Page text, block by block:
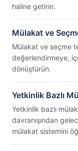
haline getirin.
Mülakat ve
Mülakat ve seçme
değerlendirmeye,
dönüştürün.
Yetkinlik Bazlı
Yetkinlik bazlı
davranışından
mülakat sistemini